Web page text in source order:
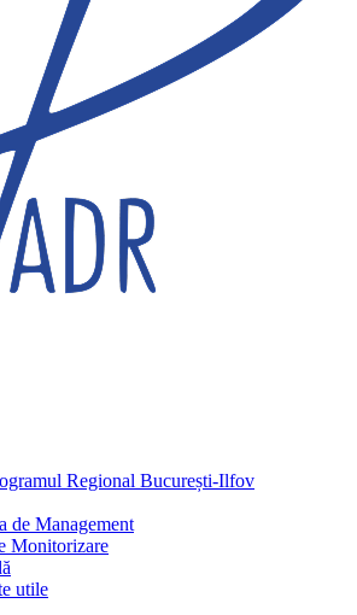
Regional București-Ilfov
de Management
Monitorizare
utile